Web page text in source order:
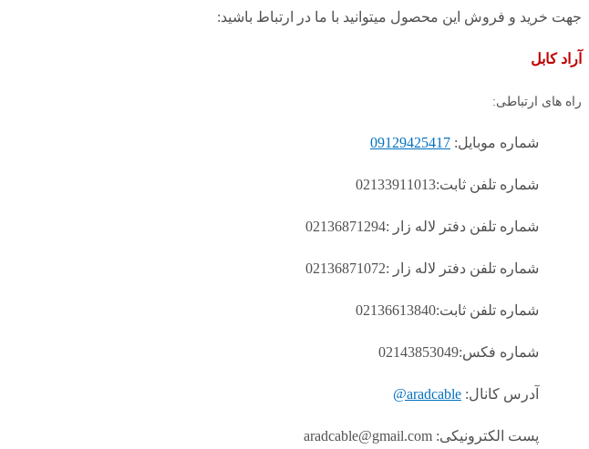
جهت خرید و فروش این محصول میتوانید با ما در ارتباط باشید:
آراد کابل
راه های ارتباطی:
شماره موبایل: 09129425417
شماره تلفن ثابت:02133911013
شماره تلفن دفتر لاله زار :02136871294
شماره تلفن دفتر لاله زار :02136871072
شماره تلفن ثابت:02136613840
شماره فکس:02143853049
آدرس کانال: aradcable@
پست الکترونیکی: aradcable@gmail.com